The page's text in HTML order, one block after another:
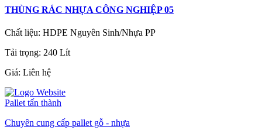
THÙNG RÁC NHỰA CÔNG NGHIỆP 05
Chất liệu: HDPE Nguyên Sinh/Nhựa PP
Tải trọng: 240 Lít
Giá: Liên hệ
Pallet tấn thành
Chuyên cung cấp pallet gỗ - nhựa